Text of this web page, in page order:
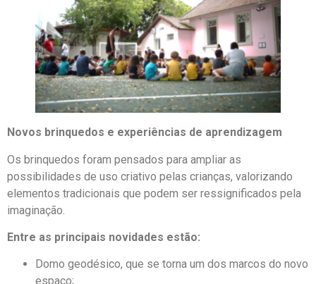
Novos brinquedos e experiências de aprendizagem
Os brinquedos foram pensados para ampliar as
possibilidades de uso criativo pelas crianças, valorizando
elementos tradicionais que podem ser ressignificados pela
imaginação.
Entre as principais novidades estão:
Domo geodésico, que se torna um dos marcos do novo
espaço;